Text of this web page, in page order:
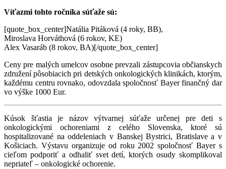
Víťazmi tohto ročníka súťaže sú:
[quote_box_center]Natália Pitáková (4 roky, BB),
Miroslava Horváthová (6 rokov, KE)
Alex Vasaráb (8 rokov, BA)[/quote_box_center]
Ceny pre malých umelcov osobne prevzali zástupcovia občianskych
združení pôsobiacich pri detských onkologických klinikách, ktorým,
každému centru rovnako, odovzdala spoločnosť Bayer finančný dar
vo výške 1000 Eur.
Kúsok šťastia je názov výtvarnej súťaže určenej pre deti s
onkologickými ochoreniami z celého Slovenska, ktoré sú
hospitalizované na oddeleniach v Banskej Bystrici, Bratislave a v
Košiciach. Výstavu organizuje od roku 2002 spoločnosť Bayer s
cieľom podporiť a odhaliť svet detí, ktorých osudy skomplikoval
nepriateľ – onkologické ochorenie.